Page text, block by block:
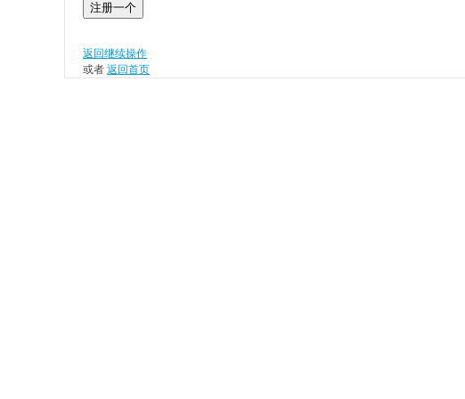
注册一个
返回继续操作
或者 返回首页